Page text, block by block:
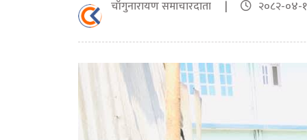
चाँगुनारायण समाचारदाता | २०८२-०४-